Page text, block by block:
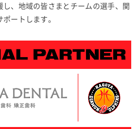
し、地域の皆さまとチームの選手、関
ートします。